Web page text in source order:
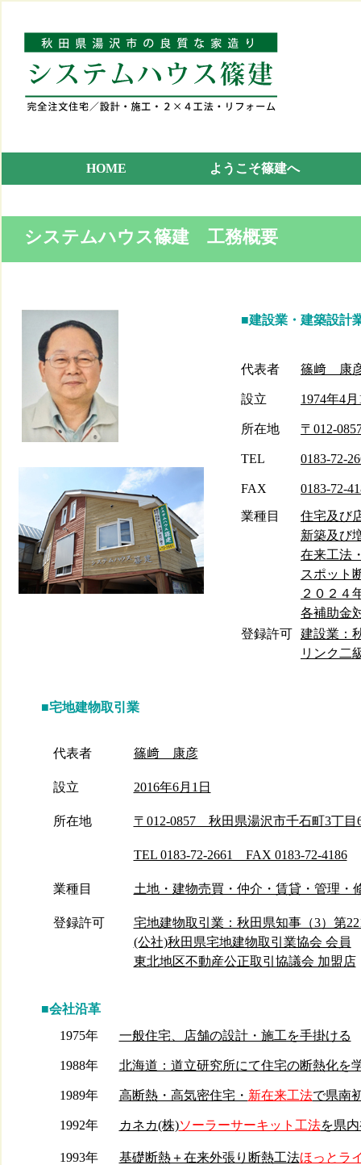
HOME ようこそ篠建へ
システムハウス篠建 工務概要
■建設業・建築設計
代表者 篠﨑 康
設立 1974年4
所在地 〒012-
TEL 0183-72-
FAX
0183-72-
業種目
住宅及び
新築及び
在来工法
スポット
２０２４
各補助金
登録許可 建設業：
リンク二
■宅地建物取引業
代表者 篠﨑 康彦
設立 2016年6月1日
所在地 〒012-0857 秋田県湯沢市千石町3丁目
TEL 0183-72-2661 FAX 0183-72-4186
業種目 土地・建物売買・仲介・賃貸・管理・
登録許可
宅地建物取引業：秋田県知事（3）第
(公社)秋田県宅地建物取引業協会 会員
東北地区不動産公正取引協議会 加盟店
■会社沿革
1975年
一般住宅、店舗の設計・施工を手掛ける
1988年 北海道：道立研究所にて住宅の断熱化を
1989年 高断熱・高気密住宅・ 新在来工法で県南
1992年 カネカ(株)ソーラーサーキット工法を県
1993年 基礎断熱＋在来外張り断熱工法ほっとラ